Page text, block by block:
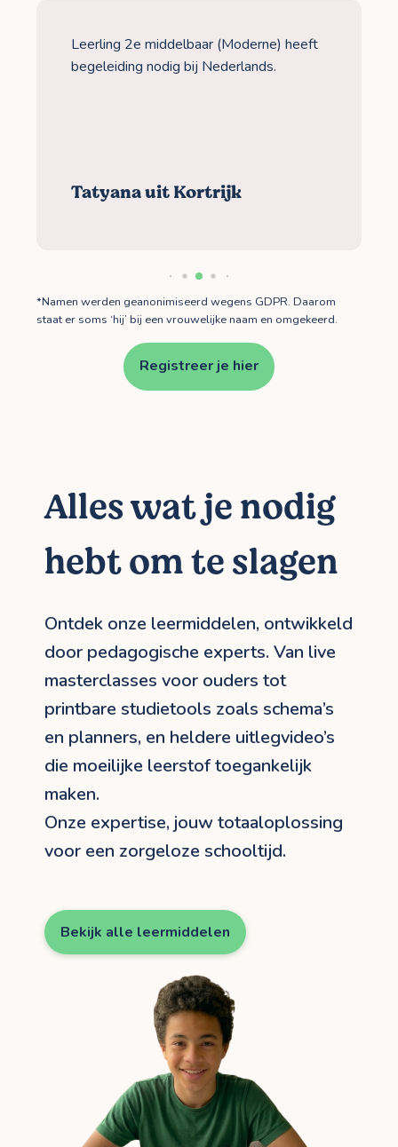
Leerling 2e middelbaar (Moderne) heeft
begeleiding nodig bij Nederlands.
Tatyana uit Kortrijk
*Namen werden geanonimiseerd wegens GDPR. Daarom
staat er soms ‘hij’ bij een vrouwelijke naam en omgekeerd.
Registreer je hier
Alles wat je nodig
hebt om te slagen
Ontdek onze leermiddelen, ontwikkeld
door pedagogische experts. Van live
masterclasses voor ouders tot
printbare studietools zoals schema’s
en planners, en heldere uitlegvideo’s
die moeilijke leerstof toegankelijk
maken.
Onze expertise, jouw totaaloplossing
voor een zorgeloze schooltijd.
Bekijk alle leermiddelen